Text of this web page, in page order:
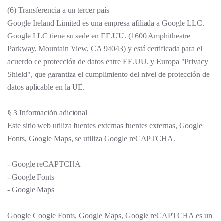
(6) Transferencia a un tercer país
Google Ireland Limited es una empresa afiliada a Google LLC.
Google LLC tiene su sede en EE.UU. (1600 Amphitheatre
Parkway, Mountain View, CA 94043) y está certificada para el
acuerdo de protección de datos entre EE.UU. y Europa "Privacy
Shield", que garantiza el cumplimiento del nivel de protección de
datos aplicable en la UE.
§ 3 Información adicional
Este sitio web utiliza fuentes externas fuentes externas, Google
Fonts, Google Maps, se utiliza Google reCAPTCHA.
- Google reCAPTCHA
- Google Fonts
- Google Maps
Google Google Fonts, Google Maps, Google reCAPTCHA es un